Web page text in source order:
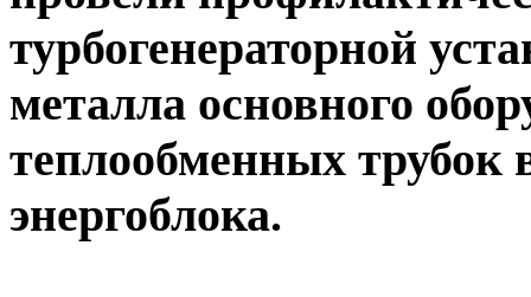
турбогенераторной
металла основного
теплообменных трубок
энергоблока.